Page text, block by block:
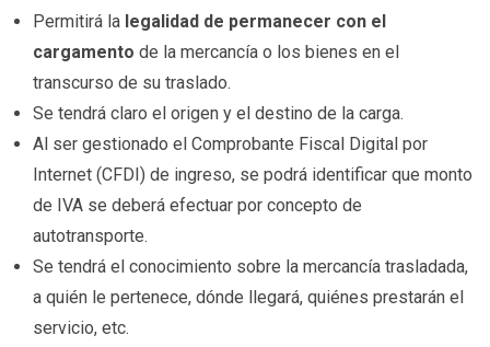
Permitirá la legalidad de permanecer con el
cargamento de la mercancía o los bienes en el
transcurso de su traslado.
Se tendrá claro el origen y el destino de la carga.
Al ser gestionado el Comprobante Fiscal Digital por
Internet (CFDI) de ingreso, se podrá identificar que monto
de IVA se deberá efectuar por concepto de
autotransporte.
Se tendrá el conocimiento sobre la mercancía trasladada,
a quién le pertenece, dónde llegará, quiénes prestarán el
servicio, etc.